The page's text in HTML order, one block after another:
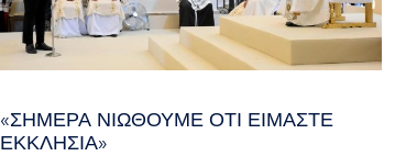
«ΣΉΜΕΡΑ ΝΙΏΘΟΥΜΕ ΌΤΙ ΕΊΜΑΣΤΕ
ΕΚΚΛΗΣΊΑ»